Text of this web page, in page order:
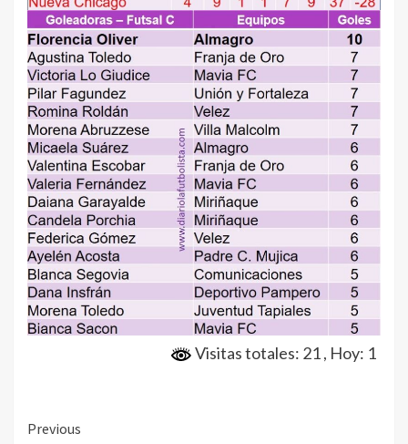
Visitas totales: 21, Hoy: 1
Continue
Previous